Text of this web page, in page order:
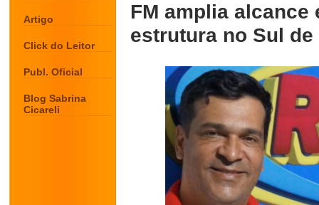
Artigo
Click do Leitor
Publ. Oficial
Blog Sabrina
Cicareli
FM amplia alcance
estrutura no Sul de